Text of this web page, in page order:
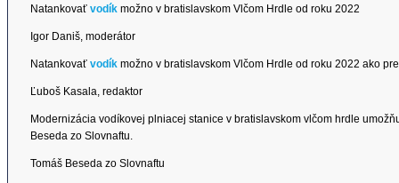
Natankovať vodík možno v bratislavskom Vlčom Hrdle od roku 2022
Igor Daniš, moderátor
Natankovať vodík možno v bratislavskom Vlčom Hrdle od roku 2022 ako
Ľuboš Kasala, redaktor
Modernizácia vodíkovej plniacej stanice v bratislavskom vlčom hrdle
Beseda zo Slovnaftu.
Tomáš Beseda zo Slovnaftu